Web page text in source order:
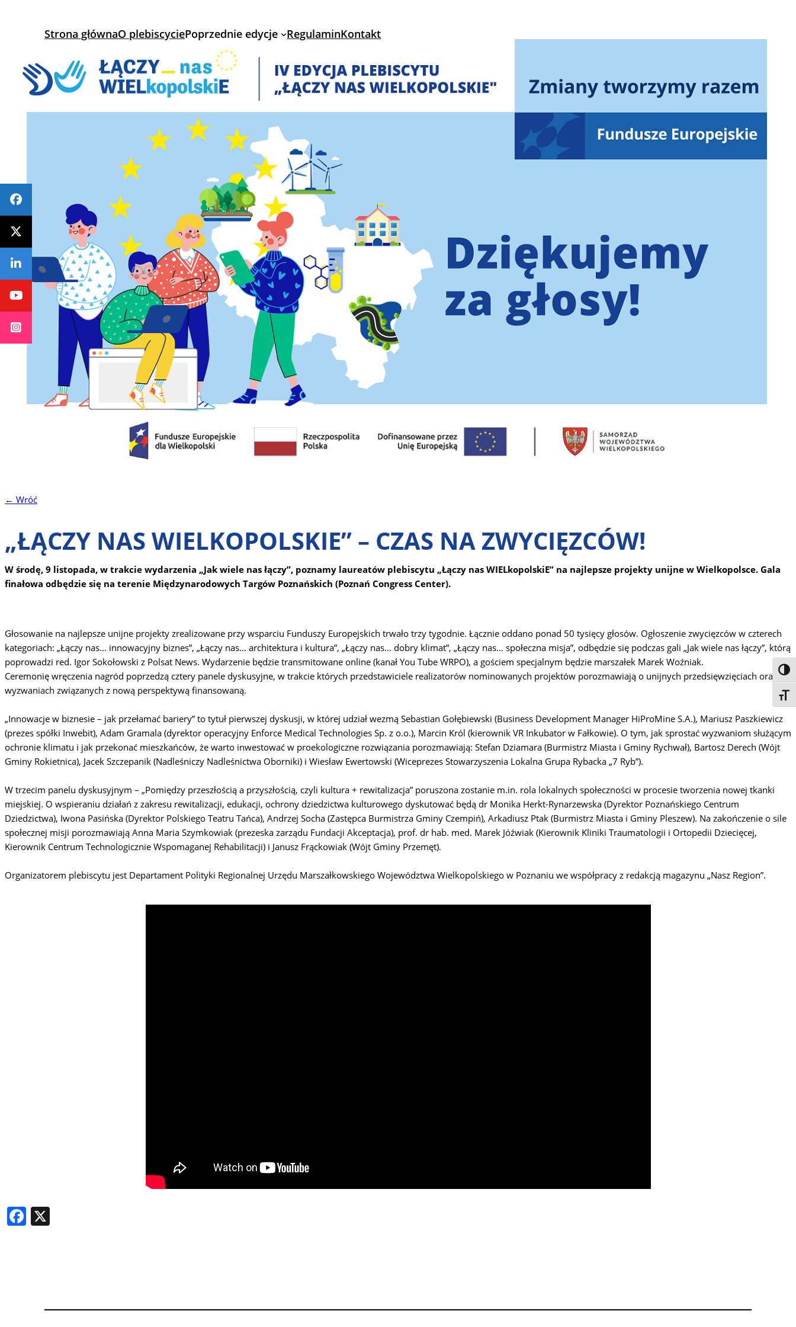
Strona głównaO plebiscyciePoprzednie edycje RegulaminKontakt
← Wróć
„ŁĄCZY NAS WIELKOPOLSKIE” – CZAS NA ZWYCIĘZCÓW!
W środę, 9 listopada, w trakcie wydarzenia „Jak wiele nas łączy”, poznamy laureatów plebiscytu „Łączy nas WIELkopolskiE” na najlepsze projekty unijne w Wielkopolsce. Gala
finałowa odbędzie się na terenie Międzynarodowych Targów Poznańskich (Poznań Congress Center).
Głosowanie na najlepsze unijne projekty zrealizowane przy wsparciu Funduszy Europejskich trwało trzy tygodnie. Łącznie oddano ponad 50 tysięcy głosów. Ogłoszenie zwycięzców w czterech
kategoriach: „Łączy nas… innowacyjny biznes”, „Łączy nas… architektura i kultura”, „Łączy nas… dobry klimat”, „Łączy nas… społeczna misja”, odbędzie się podczas gali „Jak wiele nas łączy”, którą
poprowadzi red. Igor Sokołowski z Polsat News. Wydarzenie będzie transmitowane online (kanał You Tube WRPO), a gościem specjalnym będzie marszałek Marek Woźniak.
Ceremonię wręczenia nagród poprzedzą cztery panele dyskusyjne, w trakcie których przedstawiciele realizatorów nominowanych projektów porozmawiają o unijnych przedsięwzięciach oraz
wyzwaniach związanych z nową perspektywą finansowaną.
„Innowacje w biznesie – jak przełamać bariery” to tytuł pierwszej dyskusji, w której udział wezmą Sebastian Gołębiewski (Business Development Manager HiProMine S.A.), Mariusz Paszkiewicz
(prezes spółki Inwebit), Adam Gramala (dyrektor operacyjny Enforce Medical Technologies Sp. z o.o.), Marcin Król (kierownik VR Inkubator w Fałkowie). O tym, jak sprostać wyzwaniom służącym
ochronie klimatu i jak przekonać mieszkańców, że warto inwestować w proekologiczne rozwiązania porozmawiają: Stefan Dziamara (Burmistrz Miasta i Gminy Rychwał), Bartosz Derech (Wójt
Gminy Rokietnica), Jacek Szczepanik (Nadleśniczy Nadleśnictwa Oborniki) i Wiesław Ewertowski (Wiceprezes Stowarzyszenia Lokalna Grupa Rybacka „7 Ryb”).
W trzecim panelu dyskusyjnym – „Pomiędzy przeszłością a przyszłością, czyli kultura + rewitalizacja” poruszona zostanie m.in. rola lokalnych społeczności w procesie tworzenia nowej tkanki
miejskiej. O wspieraniu działań z zakresu rewitalizacji, edukacji, ochrony dziedzictwa kulturowego dyskutować będą dr Monika Herkt-Rynarzewska (Dyrektor Poznańskiego Centrum
Dziedzictwa), Iwona Pasińska (Dyrektor Polskiego Teatru Tańca), Andrzej Socha (Zastępca Burmistrza Gminy Czempiń), Arkadiusz Ptak (Burmistrz Miasta i Gminy Pleszew). Na zakończenie o sile
społecznej misji porozmawiają Anna Maria Szymkowiak (prezeska zarządu Fundacji Akceptacja), prof. dr hab. med. Marek Jóźwiak (Kierownik Kliniki Traumatologii i Ortopedii Dziecięcej,
Kierownik Centrum Technologicznie Wspomaganej Rehabilitacji) i Janusz Frąckowiak (Wójt Gminy Przemęt).
Organizatorem plebiscytu jest Departament Polityki Regionalnej Urzędu Marszałkowskiego Województwa Wielkopolskiego w Poznaniu we współpracy z redakcją magazynu „Nasz Region”.
Facebook